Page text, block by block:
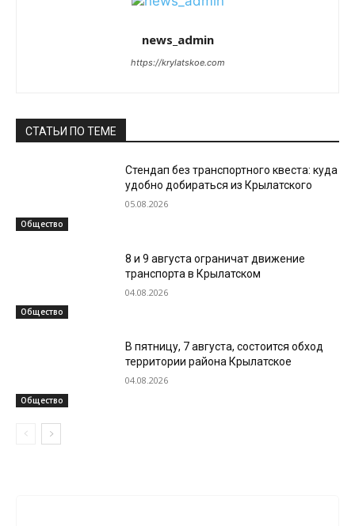
news_admin
https://krylatskoe.com
СТАТЬИ ПО ТЕМЕ
Общество
Стендап без транспортного квеста: куда
удобно добираться из Крылатского
05.08.2026
Общество
8 и 9 августа ограничат движение
транспорта в Крылатском
04.08.2026
Общество
В пятницу, 7 августа, состоится обход
территории района Крылатское
04.08.2026